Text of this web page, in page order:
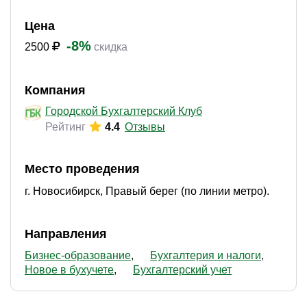
Цена
2500 -8% скидка
Компания
Городской Бухгалтерский Клуб
Рейтинг
4.4 Отзывы
Место проведения
г. Новосибирск, Правый берег (по линии метро).
Направления
Бизнес-образование
Бухгалтерия и налоги
Новое в бухучете
Бухгалтерский учет